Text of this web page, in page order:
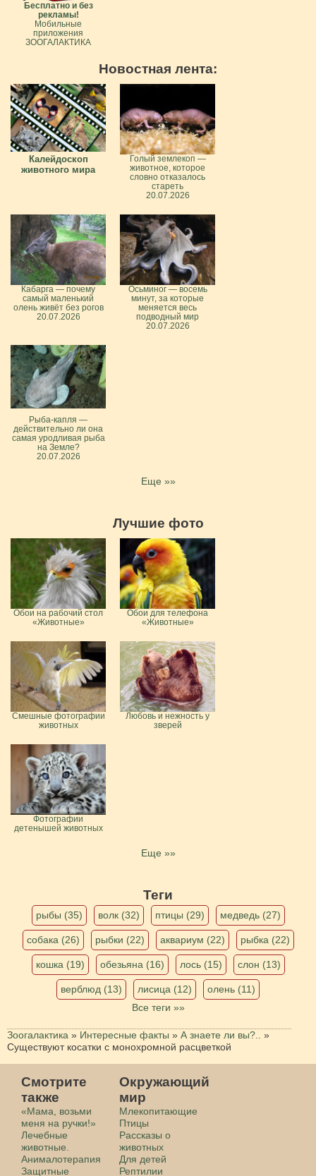
Бесплатно и без
рекламы!
Мобильные
приложения
ЗООГАЛАКТИКА
Новостная лента:
Калейдоскоп
животного мира
Голый землекоп —
животное, которое
словно отказалось
стареть
20.07.2026
Кабарга — почему
самый маленький
олень живёт без рогов
20.07.2026
Осьминог — восемь
минут, за которые
меняется весь
подводный мир
20.07.2026
Рыба-капля —
действительно ли она
самая уродливая рыба
на Земле?
20.07.2026
Еще »»
Лучшие фото
Обои на рабочий стол
«Животные»
Обои для телефона
«Животные»
Смешные фотографии
животных
Любовь и нежность у
зверей
Фотографии
детенышей животных
Еще »»
Теги
рыбы (35) волк (32) птицы (29) медведь (27)
собака (26) рыбки (22) аквариум (22) рыбка (22)
кошка (19) обезьяна (16) лось (15) слон (13)
верблюд (13) лисица (12)
олень (11)
Все теги »»
Зоогалактика » Интересные факты » А знаете ли вы?..
»
Существуют косатки с монохромной расцветкой
Смотрите
также
«Мама, возьми
меня на ручки!»
Лечебные
животные.
Анималотерапия
Защитные
Окружающий
мир
Млекопитающие
Птицы
Рассказы о
животных
Для детей
Рептилии